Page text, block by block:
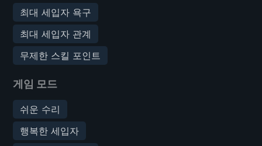
최대 세입자 욕구
최대 세입자 관계
무제한 스킬 포인트
게임 모드
쉬운 수리
행복한 세입자